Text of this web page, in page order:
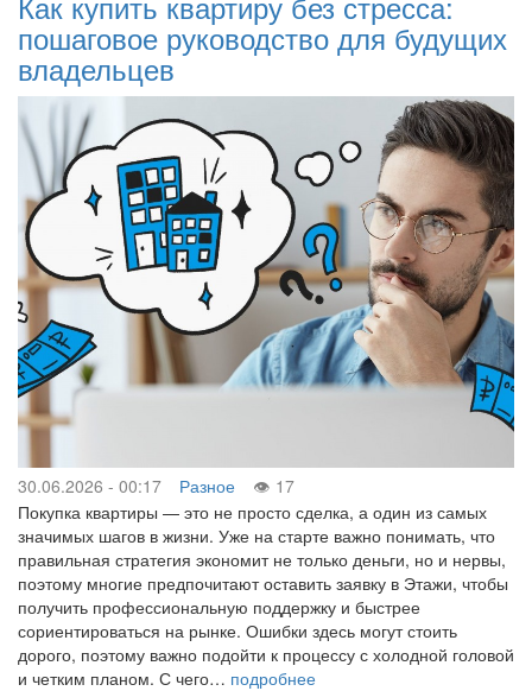
пошаговое руководство для будущих
владельцев
30.06.2026 - 00:17 Разное
17
Покупка квартиры — это не просто сделка, а один из самых
значимых шагов в жизни. Уже на старте важно понимать, что
правильная стратегия экономит не только деньги, но и нервы,
поэтому многие предпочитают оставить заявку в Этажи, чтобы
получить профессиональную поддержку и быстрее
сориентироваться на рынке. Ошибки здесь могут стоить
дорого, поэтому важно подойти к процессу с холодной головой
и четким планом. С чего… подробнее